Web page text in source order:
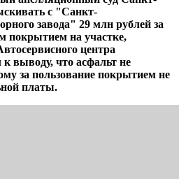
с "Санкт-
завода" 29 млн рублей за
покрытием на участке,
центра
выводу, что асфальт не
за пользование покрытием не
платы.